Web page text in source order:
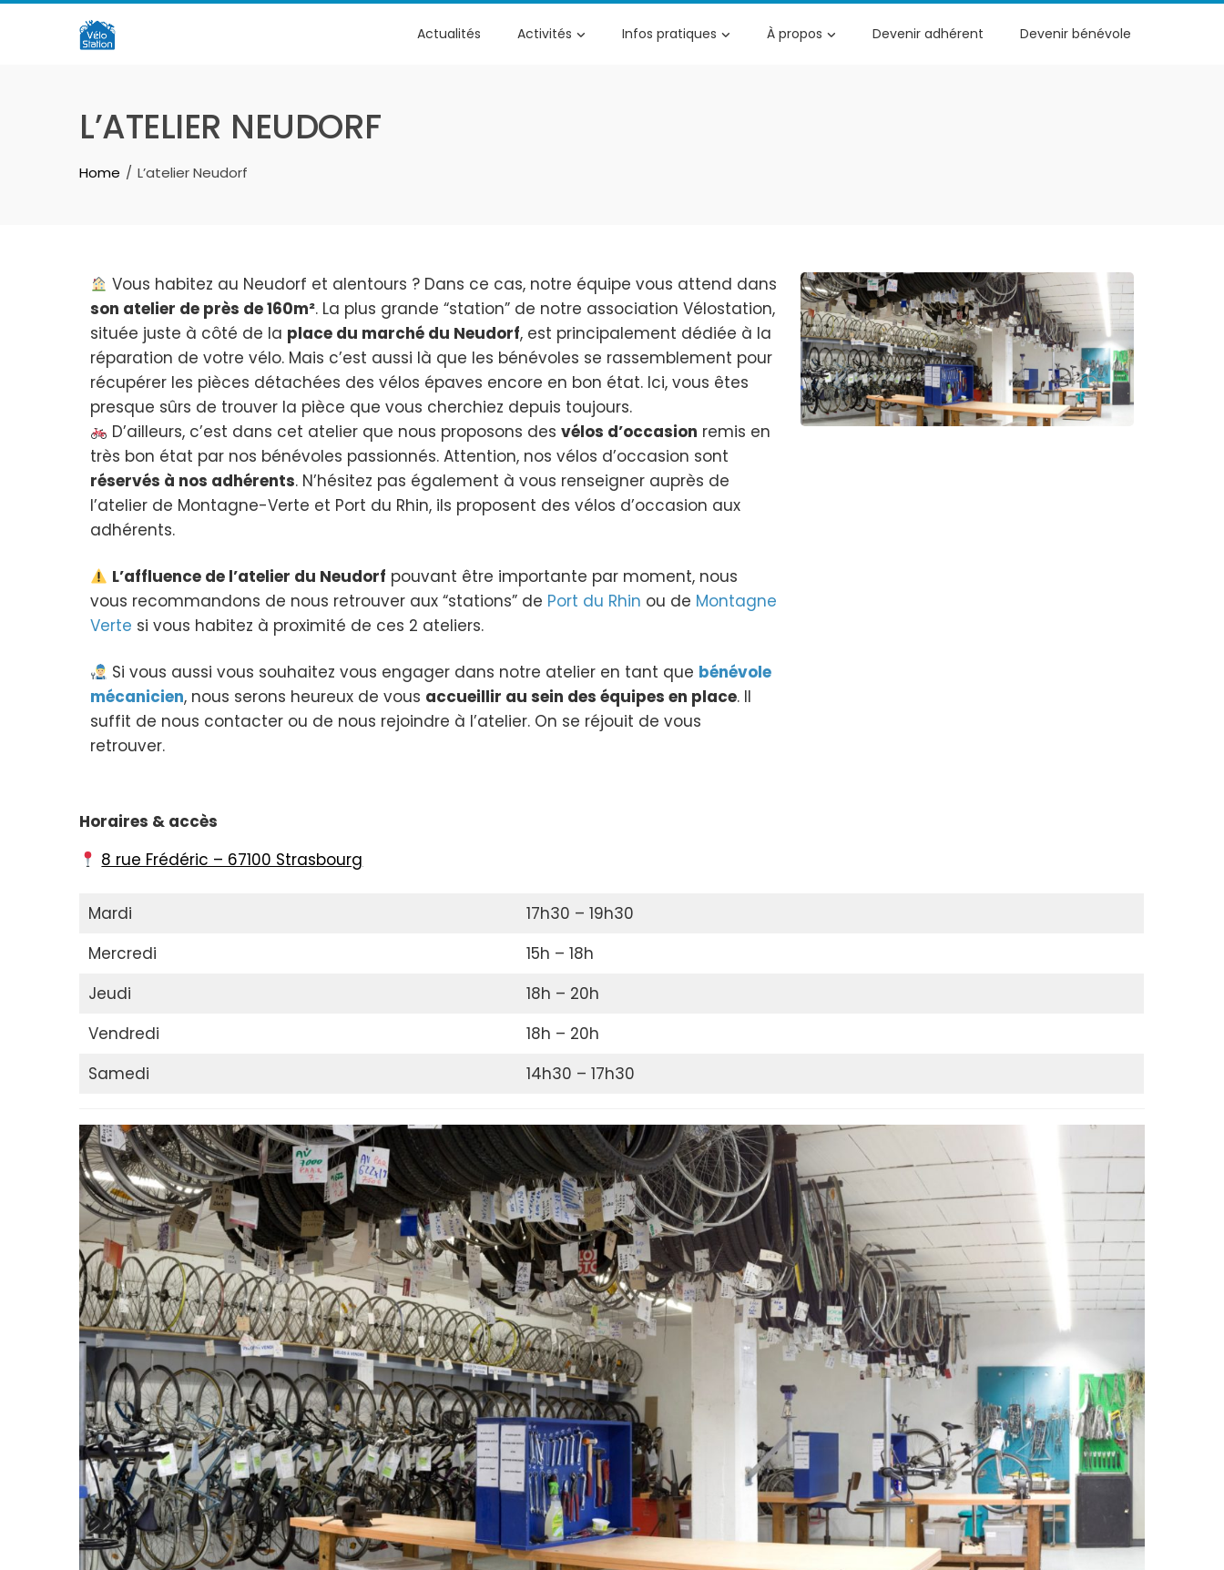
Skip
Actualités Activités Infos pratiques À propos Devenir adhérent Devenir bénévole
L’ATELIER NEUDORF
Home L’atelier Neudorf
Vous habitez au Neudorf et alentours ? Dans ce cas, notre équipe vous attend dans
son atelier de près de 160m². La plus grande “station” de notre association Vélostation,
située juste à côté de la place du marché du Neudorf, est principalement dédiée à la
réparation de votre vélo. Mais c’est aussi là que les bénévoles se rassemblement pour
récupérer les pièces détachées des vélos épaves encore en bon état. Ici, vous êtes
presque sûrs de trouver la pièce que vous cherchiez depuis toujours.
D’ailleurs, c’est dans cet atelier que nous proposons desvélos d’occasion remis en
très bon état par nos bénévoles passionnés. Attention, nos vélos d’occasion sont
réservés à nos adhérents. N’hésitez pas également à vous renseigner auprès de
l’atelier de Montagne-Verte et Port du Rhin, ils proposent des vélos d’occasion aux
adhérents.
L’affluence de l’atelier du Neudorf pouvant être importante par moment, nous
vous recommandons de nous retrouver aux “stations” de Port du Rhin ou de Montagne
Verte si vous habitez à proximité de ces 2 ateliers.
Si vous aussi vous souhaitez vous engager dans notre atelier en tant que bénévole
mécanicien, nous serons heureux de vous accueillir au sein des équipes en place. Il
suffit de nous contacter ou de nous rejoindre à l’atelier. On se réjouit de vous
retrouver.
Horaires & accès
8 rue Frédéric – 67100 Strasbourg
Mardi
17h30 – 19h30
Mercredi
15h – 18h
Jeudi
18h – 20h
Vendredi
18h – 20h
Samedi
14h30 – 17h30